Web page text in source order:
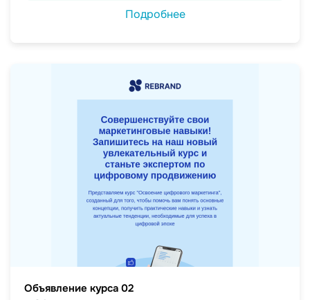
Подробнее
Объявление курса 02